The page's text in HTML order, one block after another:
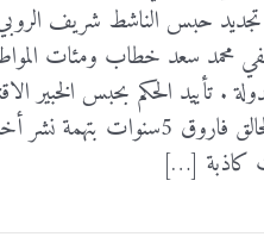
تجديد حبس الناشط شريف
محمد سعد خطاب ومئات
. تأييد الحكم بحبس الخبير
عبد الخالق فاروق 5سنوات بتهمة نشر
كاذبة […]